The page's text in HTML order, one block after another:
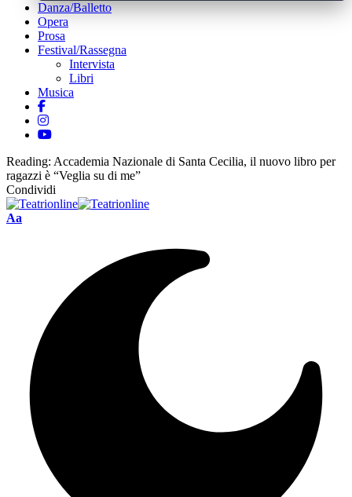
Danza/Balletto
Opera
Prosa
Festival/Rassegna
Intervista
Libri
Musica
Reading: Accademia Nazionale di Santa Cecilia, il nuovo libro per
ragazzi è “Veglia su di me”
Condividi
Font
Aa